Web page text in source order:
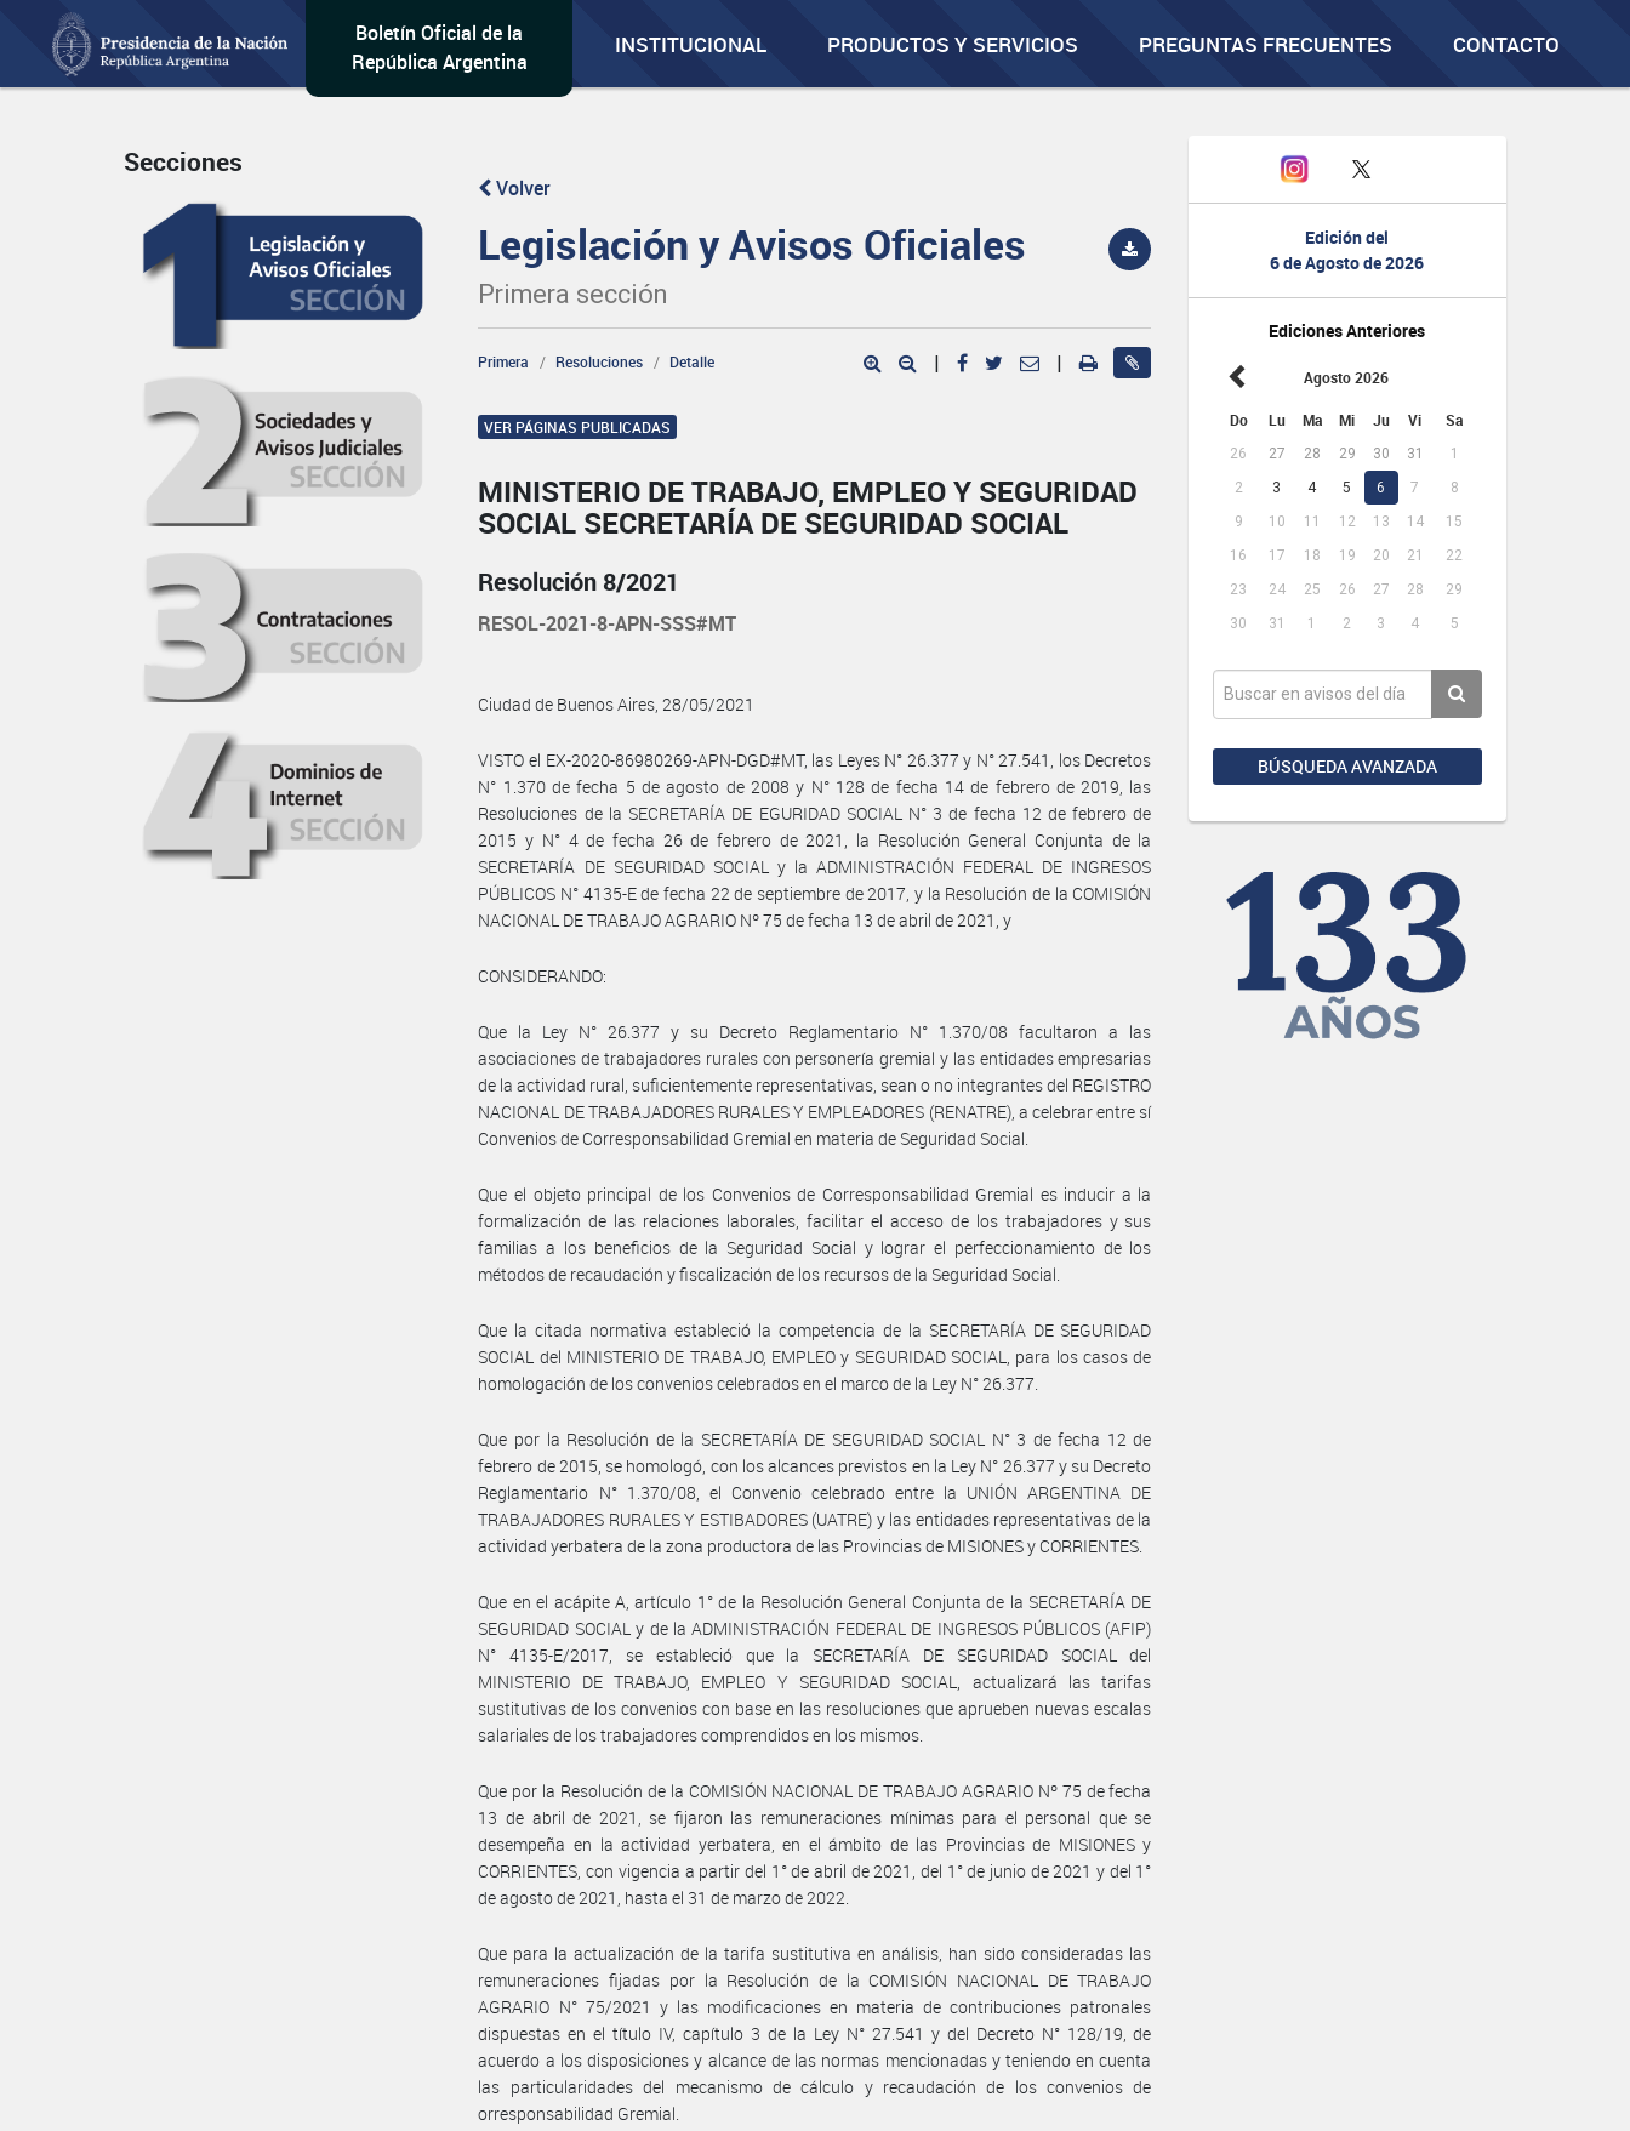
Boletín Oficial de la
República Argentina
INSTITUCIONAL PRODUCTOS Y SERVICIOS PREGUNTAS FRECUENTES CONTACTO
Edición del
6 de Agosto de 2026
Ediciones Anteriores
Agosto 2026
Do Lu Ma Mi Ju Vi Sa
26 27 28 29 30 31
1
2
3 4 5 6 7
8
9
10 11 12 13 14
15
16
17 18 19 20 21
22
23
24 25 26 27 28
29
30
31 1 2 3 4 5
BÚSQUEDA AVANZADA
Secciones
Volver
Legislación y Avisos Oficiales
Primera sección
Primera Resoluciones Detalle | |
VER PÁGINAS PUBLICADAS
MINISTERIO DE TRABAJO, EMPLEO Y SEGURIDAD
SOCIAL SECRETARÍA DE SEGURIDAD SOCIAL
Resolución 8/2021
RESOL-2021-8-APN-SSS#MT
Ciudad de Buenos Aires, 28/05/2021
VISTO el EX-2020-86980269-APN-DGD#MT, las Leyes N° 26.377 y N° 27.541, los Decretos
N° 1.370 de fecha 5 de agosto de 2008 y N° 128 de fecha 14 de febrero de 2019, las
Resoluciones de la SECRETARÍA DE EGURIDAD SOCIAL N° 3 de fecha 12 de febrero de
2015 y N° 4 de fecha 26 de febrero de 2021, la Resolución General Conjunta de la
SECRETARÍA DE SEGURIDAD SOCIAL y la ADMINISTRACIÓN FEDERAL DE INGRESOS
PÚBLICOS N° 4135-E de fecha 22 de septiembre de 2017, y la Resolución de la COMISIÓN
NACIONAL DE TRABAJO AGRARIO Nº 75 de fecha 13 de abril de 2021, y
CONSIDERANDO:
Que la Ley N° 26.377 y su Decreto Reglamentario N° 1.370/08 facultaron a las
asociaciones de trabajadores rurales con personería gremial y las entidades empresarias
de la actividad rural, suficientemente representativas, sean o no integrantes del REGISTRO
NACIONAL DE TRABAJADORES RURALES Y EMPLEADORES (RENATRE), a celebrar entre sí
Convenios de Corresponsabilidad Gremial en materia de Seguridad Social.
Que el objeto principal de los Convenios de Corresponsabilidad Gremial es inducir a la
formalización de las relaciones laborales, facilitar el acceso de los trabajadores y sus
familias a los beneficios de la Seguridad Social y lograr el perfeccionamiento de los
métodos de recaudación y fiscalización de los recursos de la Seguridad Social.
Que la citada normativa estableció la competencia de la SECRETARÍA DE SEGURIDAD
SOCIAL del MINISTERIO DE TRABAJO, EMPLEO y SEGURIDAD SOCIAL, para los casos de
homologación de los convenios celebrados en el marco de la Ley N° 26.377.
Que por la Resolución de la SECRETARÍA DE SEGURIDAD SOCIAL N° 3 de fecha 12 de
febrero de 2015, se homologó, con los alcances previstos en la Ley N° 26.377 y su Decreto
Reglamentario N° 1.370/08, el Convenio celebrado entre la UNIÓN ARGENTINA DE
TRABAJADORES RURALES Y ESTIBADORES (UATRE) y las entidades representativas de la
actividad yerbatera de la zona productora de las Provincias de MISIONES y CORRIENTES.
Que en el acápite A, artículo 1° de la Resolución General Conjunta de la SECRETARÍA DE
SEGURIDAD SOCIAL y de la ADMINISTRACIÓN FEDERAL DE INGRESOS PÚBLICOS (AFIP)
N° 4135-E/2017, se estableció que la SECRETARÍA DE SEGURIDAD SOCIAL del
MINISTERIO DE TRABAJO, EMPLEO Y SEGURIDAD SOCIAL, actualizará las tarifas
sustitutivas de los convenios con base en las resoluciones que aprueben nuevas escalas
salariales de los trabajadores comprendidos en los mismos.
Que por la Resolución de la COMISIÓN NACIONAL DE TRABAJO AGRARIO Nº 75 de fecha
13 de abril de 2021, se fijaron las remuneraciones mínimas para el personal que se
desempeña en la actividad yerbatera, en el ámbito de las Provincias de MISIONES y
CORRIENTES, con vigencia a partir del 1° de abril de 2021, del 1° de junio de 2021 y del 1°
de agosto de 2021, hasta el 31 de marzo de 2022.
Que para la actualización de la tarifa sustitutiva en análisis, han sido consideradas las
remuneraciones fijadas por la Resolución de la COMISIÓN NACIONAL DE TRABAJO
AGRARIO N° 75/2021 y las modificaciones en materia de contribuciones patronales
dispuestas en el título IV, capítulo 3 de la Ley N° 27.541 y del Decreto N° 128/19, de
acuerdo a los disposiciones y alcance de las normas mencionadas y teniendo en cuenta
las particularidades del mecanismo de cálculo y recaudación de los convenios de
orresponsabilidad Gremial.